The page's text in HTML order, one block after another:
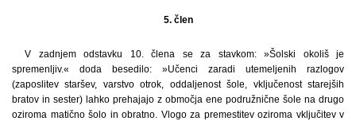
5. člen
V zadnjem odstavku 10. člena se za stavkom: »Šolski okoliš je
spremenljiv.« doda besedilo: »Učenci zaradi utemeljenih razlogov
(zaposlitev staršev, varstvo otrok, oddaljenost šole, vključenost starejših
bratov in sester) lahko prehajajo z območja ene podružnične šole na drugo
oziroma matično šolo in obratno. Vlogo za premestitev oziroma vključitev v